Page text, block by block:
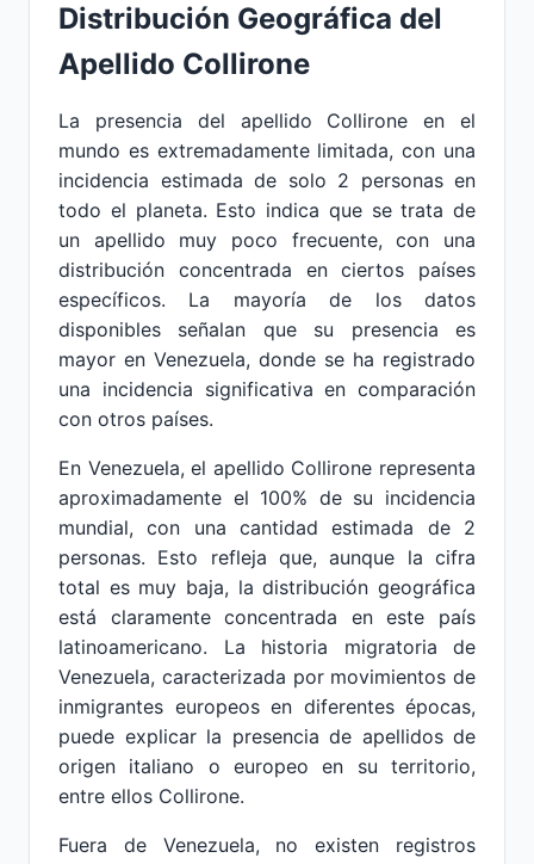
Distribución Geográfica del
Apellido Collirone
La presencia del apellido Collirone en el
mundo es extremadamente limitada, con una
incidencia estimada de solo 2 personas en
todo el planeta. Esto indica que se trata de
un apellido muy poco frecuente, con una
distribución concentrada en ciertos países
específicos. La mayoría de los datos
disponibles señalan que su presencia es
mayor en Venezuela, donde se ha registrado
una incidencia significativa en comparación
con otros países.
En Venezuela, el apellido Collirone representa
aproximadamente el 100% de su incidencia
mundial, con una cantidad estimada de 2
personas. Esto refleja que, aunque la cifra
total es muy baja, la distribución geográfica
está claramente concentrada en este país
latinoamericano. La historia migratoria de
Venezuela, caracterizada por movimientos de
inmigrantes europeos en diferentes épocas,
puede explicar la presencia de apellidos de
origen italiano o europeo en su territorio,
entre ellos Collirone.
Fuera de Venezuela, no existen registros